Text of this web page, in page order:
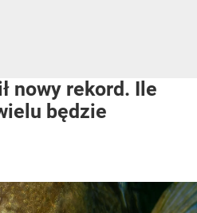
nowy rekord. Ile
będzie